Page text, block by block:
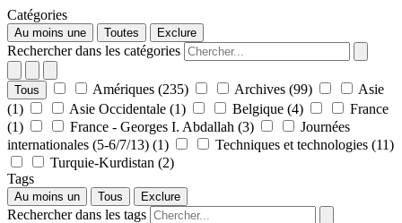
Catégories
Au moins une Toutes Exclure
Rechercher dans les catégories
Tous Amériques (235) Archives (99)
Asie
(1)
Asie Occidentale (1) Belgique (4)
France
(1)
France - Georges I. Abdallah (3)
Journées
internationales (5-6/7/13) (1) Techniques et technologies (11)
Turquie-Kurdistan (2)
Tags
Au moins un Tous Exclure
Rechercher dans les tags